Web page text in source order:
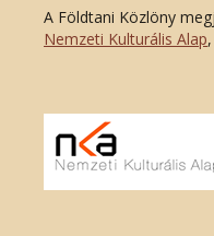
A Földtani Közlöny
Nemzeti Kulturális Alap